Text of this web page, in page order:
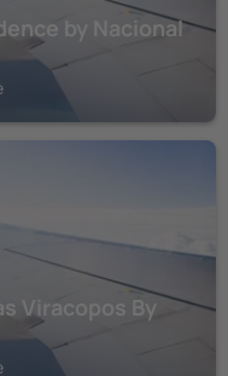
by Nacional
Viracopos By